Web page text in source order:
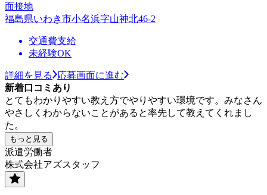
面接地
福島県いわき市小名浜字山神北46-2
交通費支給
未経験OK
詳細を見る
応募画面に進む
新着口コミあり
とてもわかりやすい教え方でやりやすい環境です。みなさん
やさしくわからないことがあると率先して教えてくれまし
た。
もっと見る
派遣労働者
株式会社アズスタッフ